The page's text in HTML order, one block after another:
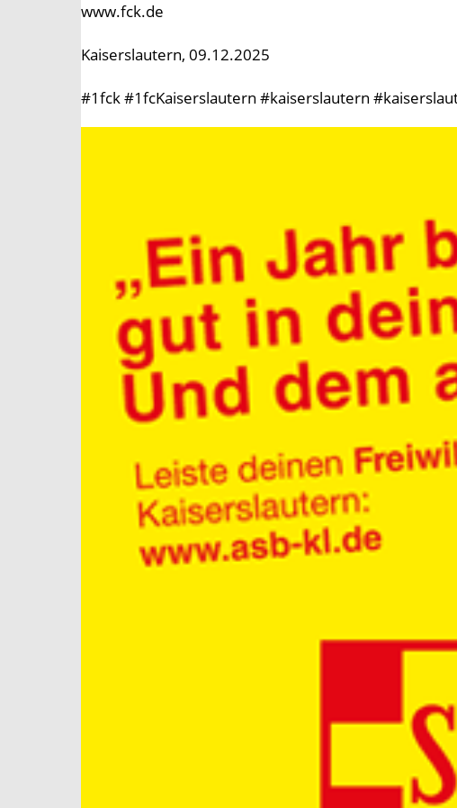
www.fck.de
Kaiserslautern, 09.12.2025
#1fck #1fcKaiserslautern #kaiserslautern